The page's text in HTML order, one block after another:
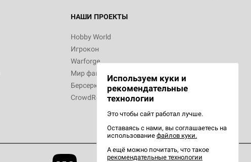
НАШИ ПРОЕКТЫ
Hobby World
Игрокон
Warforge
Мир фантастики
Берсерк
CrowdRepublic
Используем куки и
рекомендательные
технологии
Это чтобы сайт работал лучше.
Оставаясь с нами, вы соглашаетесь на
использование файлов куки.
А ещё можно почитать, что такое
рекомендательные технологии